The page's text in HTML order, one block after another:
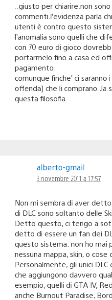
..giusto per chiarire,non
commenti.l’evidenza parla
utenti è contro questo
l’anomalia sono quelli che
con 70 euro di gioco
portarmelo fino a casa ed
pagamento.
comunque finche’ ci
offenda) che li comprano ,la
questa filosofia
alberto-gmail
3 novembre 2011 a 17:57
Non mi sembra di aver
di DLC sono soltanto delle
Detto questo, ci tengo a
detto di essere un fan dei
questo sistema: non ho mai
nessuna mappa, skin, o cose
Personalmente, gli unici
che aggiungono davvero
esempio, quelli di GTA IV,
anche Burnout Paradise,